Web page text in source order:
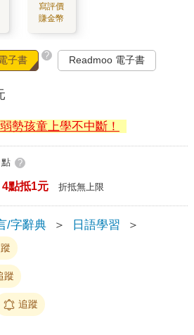
寫評價
賺金幣
子書 ? Readmoo 電子書
勢孩童上學不中斷！
點 ?
點抵1元 折抵無上限
/字辭典 ＞ 日語學習
＞
蹤
追蹤